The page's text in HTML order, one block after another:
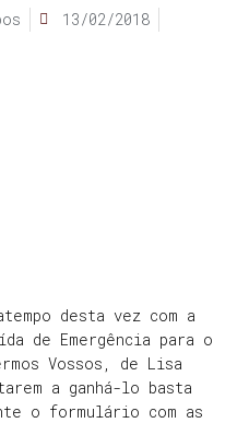
13/02/2018
desta vez com a
de Emergência para o
Vossos, de Lisa
a ganhá-lo basta
o formulário com as